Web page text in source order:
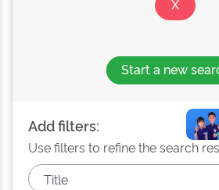
Start a new
Add filters:
Use filters to refine the search